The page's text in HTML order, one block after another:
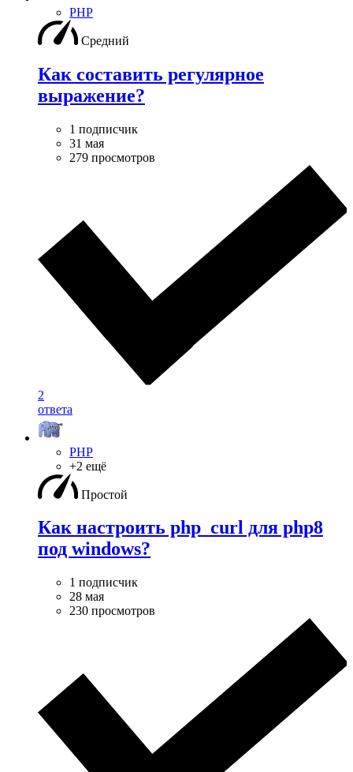
PHP
Средний
Как составить регулярное
выражение?
1 подписчик
31 мая
279 просмотров
2
ответа
PHP
+2 ещё
Простой
Как настроить php_curl для php8
под windows?
1 подписчик
28 мая
230 просмотров